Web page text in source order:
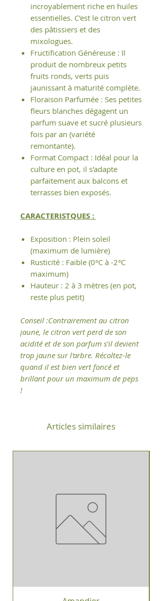
incroyablement riche en huiles
essentielles. C'est le citron vert
des pâtissiers et des
mixologues.
Fructification Généreuse : Il
produit de nombreux petits
fruits ronds, verts puis
jaunissant à maturité complète.
Floraison Parfumée : Ses petites
fleurs blanches dégagent un
parfum suave et sucré plusieurs
fois par an (variété
remontante).
Format Compact : Idéal pour la
culture en pot, il s'adapte
parfaitement aux balcons et
terrasses bien exposés.
CARACTERISTQUES :
Exposition : Plein soleil
(maximum de lumière)
Rusticité : Faible (0°C à -2°C
maximum)
Hauteur : 2 à 3 mètres (en pot,
reste plus petit)
Conseil :Contrairement au citron
jaune, le citron vert perd de son
acidité et de son parfum s'il devient
trop jaune sur l'arbre. Récoltez-le
quand il est bien vert foncé et
brillant pour un maximum de peps
!
Articles similaires